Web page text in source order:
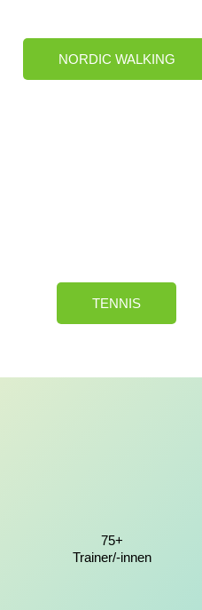
NORDIC WALKING
TENNIS
75+
Trainer/-innen